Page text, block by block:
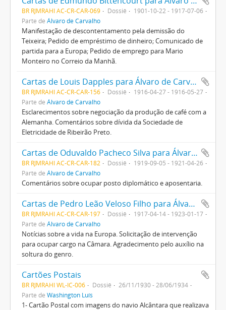
BR RJMRAHI AC-CR-CAR-069 Dossiê
1901-10-22 - 1917-07-06
Parte de Álvaro de Carvalho
Manifestação de descontentamento pela demissão do
Teixeira; Pedido de empréstimo de dinheiro; Comunicado de
partida para a Europa; Pedido de emprego para Mario
Monteiro no Correio da Manhã.
Cartas de Louis Dapples para Álvaro de Carvalho
BR RJMRAHI AC-CR-CAR-156 Dossiê
1916-04-27 - 1916-05-27
Parte de Álvaro de Carvalho
Esclarecimentos sobre negociação da produção de café com a
Alemanha. Comentários sobre dívida da Sociedade de
Eletricidade de Ribeirão Preto.
Cartas de Oduvaldo Pacheco Silva para Álvaro de Carvalho
BR RJMRAHI AC-CR-CAR-182 Dossiê
1919-09-05 - 1921-04-26
Parte de Álvaro de Carvalho
Comentários sobre ocupar posto diplomático e aposentaria.
Cartas de Pedro Leão Veloso Filho para Álvaro de Carvalho
BR RJMRAHI AC-CR-CAR-197 Dossiê
1917-04-14 - 1923-01-17
Parte de Álvaro de Carvalho
Notícias sobre a vida na Europa. Solicitação de intervenção
para ocupar cargo na Câmara. Agradecimento pelo auxílio na
soltura do genro.
Cartões Postais
BR RJMRAHI WL-IC-006 Dossiê
26/11/1930 - 28/06/1934
Parte de Washington Luís
1- Cartão Postal com imagens do navio Alcântara que realizava